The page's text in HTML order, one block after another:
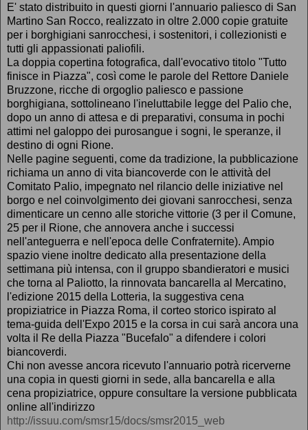
E' stato distribuito in questi giorni l'annuario paliesco di San
Martino San Rocco, realizzato in oltre 2.000 copie gratuite
per i borghigiani sanrocchesi, i sostenitori, i collezionisti e
tutti gli appassionati paliofili.
La doppia copertina fotografica, dall'evocativo titolo "Tutto
finisce in Piazza", così come le parole del Rettore Daniele
Bruzzone, ricche di orgoglio paliesco e passione
borghigiana, sottolineano l'ineluttabile legge del Palio che,
dopo un anno di attesa e di preparativi, consuma in pochi
attimi nel galoppo dei purosangue i sogni, le speranze, il
destino di ogni Rione.
Nelle pagine seguenti, come da tradizione, la pubblicazione
richiama un anno di vita biancoverde con le attività del
Comitato Palio, impegnato nel rilancio delle iniziative nel
borgo e nel coinvolgimento dei giovani sanrocchesi, senza
dimenticare un cenno alle storiche vittorie (3 per il Comune,
25 per il Rione, che annovera anche i successi
nell'anteguerra e nell'epoca delle Confraternite). Ampio
spazio viene inoltre dedicato alla presentazione della
settimana più intensa, con il gruppo sbandieratori e musici
che torna al Paliotto, la rinnovata bancarella al Mercatino,
l'edizione 2015 della Lotteria, la suggestiva cena
propiziatrice in Piazza Roma, il corteo storico ispirato al
tema-guida dell'Expo 2015 e la corsa in cui sarà ancora una
volta il Re della Piazza "Bucefalo" a difendere i colori
biancoverdi.
Chi non avesse ancora ricevuto l'annuario potrà ricerverne
una copia in questi giorni in sede, alla bancarella e alla
cena propiziatrice, oppure consultare la versione pubblicata
online all'indirizzo
http://issuu.com/smsr15/docs/smsr2015_web